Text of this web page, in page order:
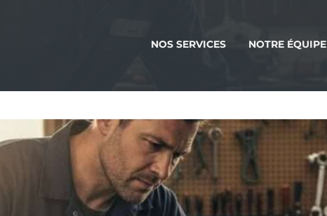
NOS SERVICES NOTRE ÉQUIPE